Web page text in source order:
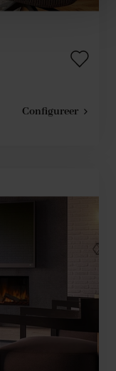
Configureer